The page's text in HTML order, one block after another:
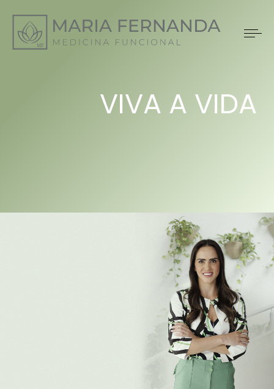
VIVA A VIDA
QUE VOCÊ
SEMPRE QUIS